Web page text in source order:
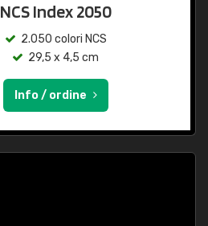
NCS Index 2050
2.050 colori NCS
29,5 x 4,5 cm
Info / ordine